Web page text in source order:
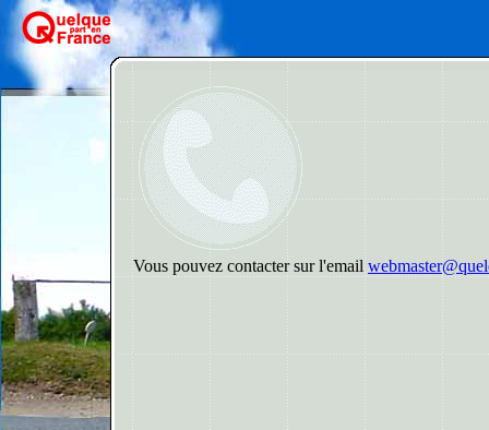
Vous pouvez contacter sur l'email